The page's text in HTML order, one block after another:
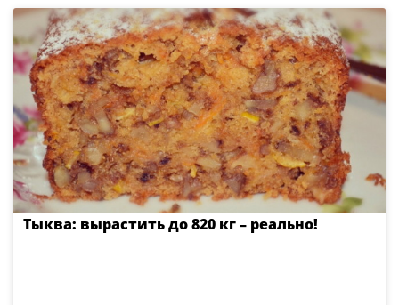
Тыква: вырастить до 820 кг – реально!